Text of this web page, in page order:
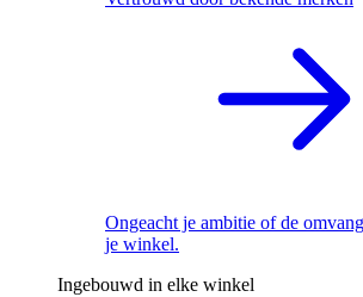
Ongeacht je ambitie of de
je winkel.
Ingebouwd in elke winkel